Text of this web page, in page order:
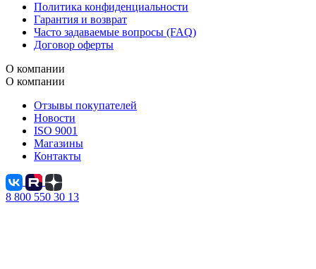
Политика конфиденциальности
Гарантия и возврат
Часто задаваемые вопросы (FAQ)
Договор оферты
О компании
О компании
Отзывы покупателей
Новости
ISO 9001
Магазины
Контакты
8 800 550 30 13